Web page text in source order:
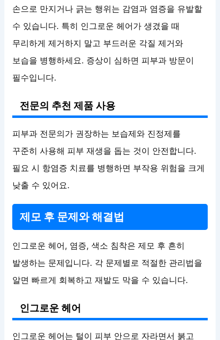
손으로 만지거나 긁는 행위는 감염과 염증을 유발할
수 있습니다. 특히 인그로운 헤어가 생겼을 때
무리하게 제거하지 말고 부드러운 각질 제거와
보습을 병행하세요. 증상이 심하면 피부과 방문이
필수입니다.
전문의 추천 제품 사용
피부과 전문의가 권장하는 보습제와 진정제를
꾸준히 사용해 피부 재생을 돕는 것이 안전합니다.
필요 시 항염증 치료를 병행하면 부작용 위험을 크게
낮출 수 있어요.
제모 후 문제와 해결법
인그로운 헤어, 염증, 색소 침착은 제모 후 흔히
발생하는 문제입니다. 각 문제별로 적절한 관리법을
알면 빠르게 회복하고 재발도 막을 수 있습니다.
인그로운 헤어
인그로운 헤어는 털이 피부 안으로 자라면서 붉고